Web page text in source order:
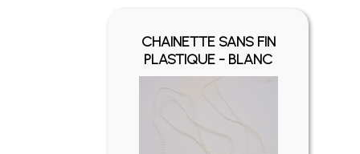
CHAINETTE SANS FIN
PLASTIQUE - BLANC